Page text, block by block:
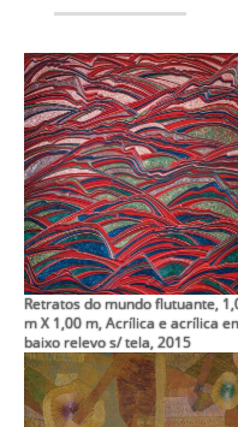
Retratos do mundo flutuante,
m X 1,00 m, Acrílica e acrílica
baixo relevo s/ tela, 2015